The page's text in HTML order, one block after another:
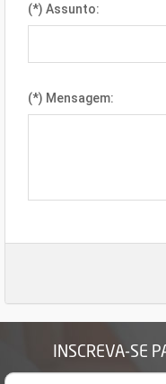
(*) Assunto:
(*) Mensagem:
INSCREVA-SE